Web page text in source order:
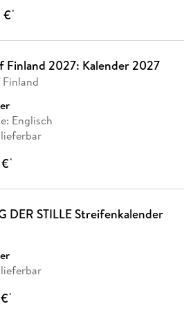
€*
Finland 2027: Kalender 2027
Englisch
*
DER STILLE Streifenkalender
*